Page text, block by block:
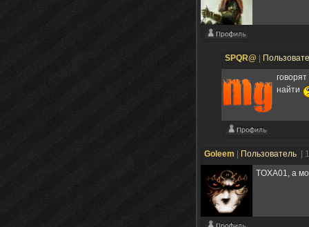
SPQR@
найти
Goleem Пользователь
|
TOXA01, а